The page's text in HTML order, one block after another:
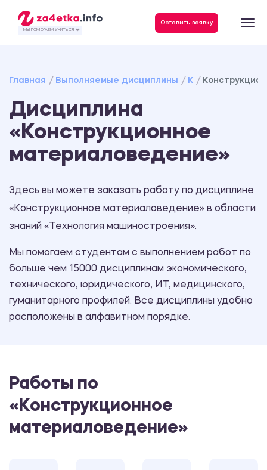
- МЫ ПОМОГАЕМ УЧИТЬСЯ ❤️
Оставить заявку
Главная Выполняемые дисциплины К
Дисциплина
«Конструкционное
материаловедение»
Здесь вы можете заказать работу по дисциплине
«Конструкционное материаловедение» в области
знаний «Технология машиностроения».
Мы помогаем студентам с выполнением работ по
больше чем 15000 дисциплинам экономического,
технического, юридического, ИТ, медицинского,
гуманитарного профилей. Все дисциплины удобно
расположены в алфавитном порядке.
Работы по
«Конструкционное
материаловедение»